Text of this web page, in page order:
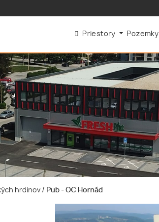
Priestory Pozemky
hrdinov / Pub - OC Hornád